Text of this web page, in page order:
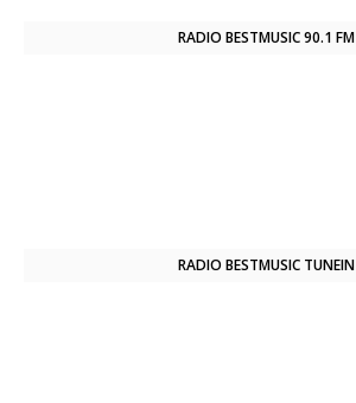
RADIO BESTMUSIC 90.1 FM
RADIO BESTMUSIC TUNEIN